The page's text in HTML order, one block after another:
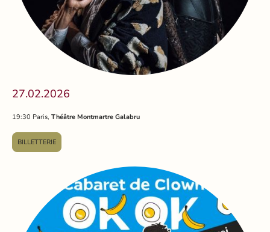
27.02.2026
19:30 Paris, Théâtre Montmartre Galabru
BILLETTERIE